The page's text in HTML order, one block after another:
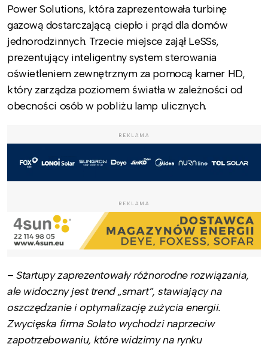
Power Solutions, która zaprezentowała turbinę
gazową dostarczającą ciepło i prąd dla domów
jednorodzinnych. Trzecie miejsce zajął LeSSs,
prezentujący inteligentny system sterowania
oświetleniem zewnętrznym za pomocą kamer HD,
który zarządza poziomem światła w zależności od
obecności osób w pobliżu lamp ulicznych.
REKLAMA
REKLAMA
–Startupy zaprezentowały różnorodne rozwiązania,
ale widoczny jest trend „smart”, stawiający na
oszczędzanie i optymalizację zużycia energii.
Zwycięska firma Solato wychodzi naprzeciw
zapotrzebowaniu, które widzimy na rynku